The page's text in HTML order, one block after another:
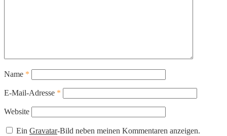
Name *
E-Mail-Adresse *
Website
EinGravatar-Bild neben meinen Kommentaren anzeigen.